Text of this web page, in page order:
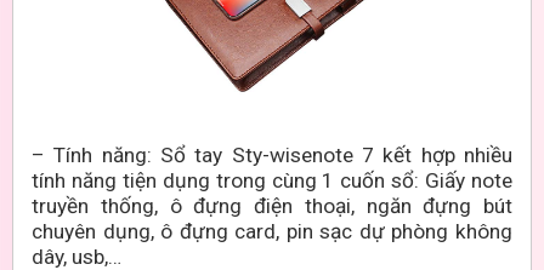
– Tính năng: Sổ tay Sty-wisenote 7 kết hợp nhiều
tính năng tiện dụng trong cùng 1 cuốn sổ: Giấy note
truyền thống, ô đựng điện thoại, ngăn đựng bút
chuyên dụng, ô đựng card, pin sạc dự phòng không
dây, usb,…